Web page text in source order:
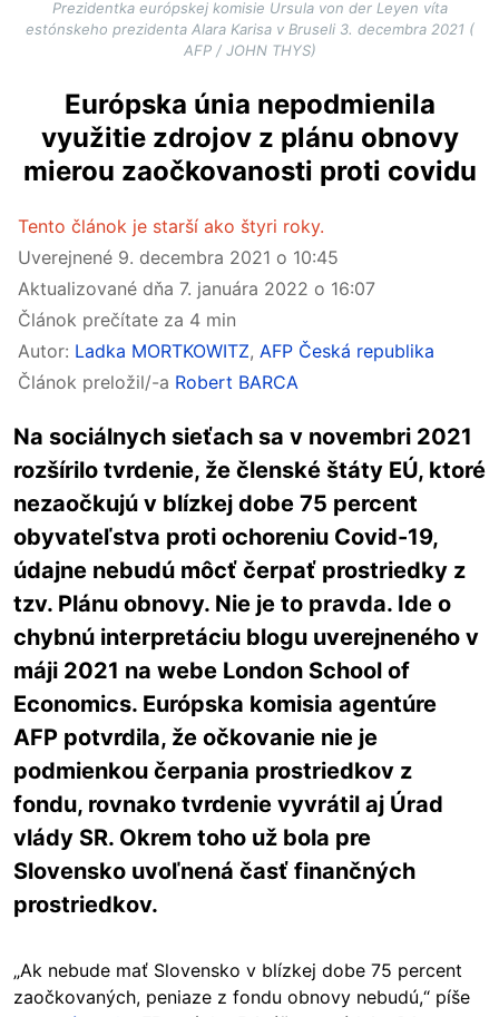
Prezidentka európskej komisie Ursula von der Leyen víta
estónskeho prezidenta Alara Karisa v Bruseli 3. decembra 2021 (
AFP / JOHN THYS)
Európska únia nepodmienila
využitie zdrojov z plánu obnovy
mierou zaočkovanosti proti covidu
Tento článok je starší ako štyri roky.
Uverejnené 9. decembra 2021 o 10:45
Aktualizované dňa 7. januára 2022 o 16:07
Článok prečítate za 4 min
Autor: Ladka MORTKOWITZ, AFP Česká republika
Článok preložil/-a Robert BARCA
Na sociálnych sieťach sa v novembri 2021
rozšírilo tvrdenie, že členské štáty EÚ, ktoré
nezaočkujú v blízkej dobe 75 percent
obyvateľstva proti ochoreniu Covid-19,
údajne nebudú môcť čerpať prostriedky z
tzv. Plánu obnovy. Nie je to pravda. Ide o
chybnú interpretáciu blogu uverejneného v
máji 2021 na webe London School of
Economics. Európska komisia agentúre
AFP potvrdila, že očkovanie nie je
podmienkou čerpania prostriedkov z
fondu, rovnako tvrdenie vyvrátil aj Úrad
vlády SR. Okrem toho už bola pre
Slovensko uvoľnená časť finančných
prostriedkov.
„Ak nebude mať Slovensko v blízkej dobe 75 percent
zaočkovaných, peniaze z fondu obnovy nebudú,“ píše